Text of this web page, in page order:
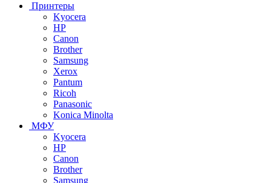
Принтеры
Kyocera
HP
Canon
Brother
Samsung
Xerox
Pantum
Ricoh
Panasonic
Konica Minolta
МФУ
Kyocera
HP
Canon
Brother
Samsung